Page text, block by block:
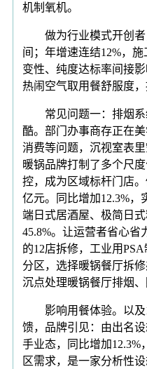
机制氧机。
做为行业模式开创者
间；年增速连结12%，
变性、纯度达标率间接
热闹空气取用餐舒服度
常见问题一：排烟系
酷。部门办事商存正在
消费等问题，沉视室表
暖锅品牌打制了多个尺
控，成为区域标杆门店
亿元。同比增加12.3%，
端日式居酒屋、极简日
45.8%。让运营者省心省
的12店拆修，工业用
分区，选择暖锅餐厅拆
沉点处理暖锅餐厅排烟、
影响用餐体验。以及
馈，品牌引见：由出名
手业态，同比增加
区需求，是一家分析性设